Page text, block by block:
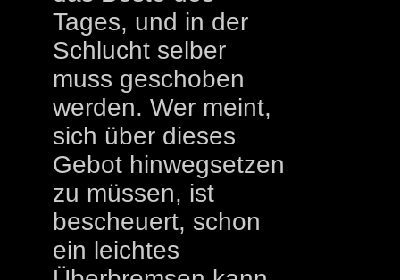
Tages, und in der
Schlucht selber
muss geschoben
werden. Wer meint,
sich über dieses
Gebot hinwegsetzen
zu müssen, ist
bescheuert, schon
ein leichtes